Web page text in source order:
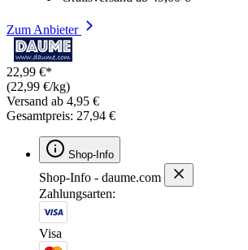
Zum Anbieter
22,99 €*
(22,99 €/kg)
Versand ab 4,95 €
Gesamtpreis: 27,94 €
Shop-Info
Shop-Info - daume.com
Zahlungsarten:
Visa